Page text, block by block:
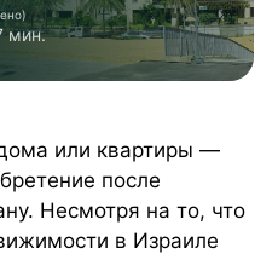
для получения
ставку по ипотеке
получения
мин.
или квартиры —
после
Несмотря на то, что
в Израиле